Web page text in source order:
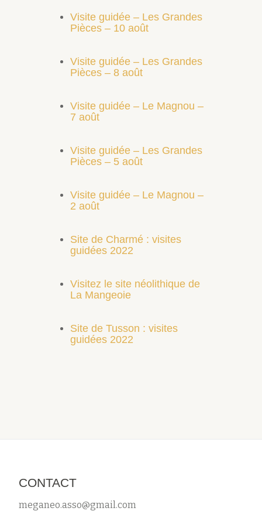
Visite guidée – Les Grandes
Pièces – 10 août
Visite guidée – Les Grandes
Pièces – 8 août
Visite guidée – Le Magnou –
7 août
Visite guidée – Les Grandes
Pièces – 5 août
Visite guidée – Le Magnou –
2 août
Site de Charmé : visites
guidées 2022
Visitez le site néolithique de
La Mangeoie
Site de Tusson : visites
guidées 2022
CONTACT
meganeo.asso@gmail.com